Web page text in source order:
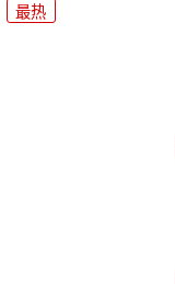
最热